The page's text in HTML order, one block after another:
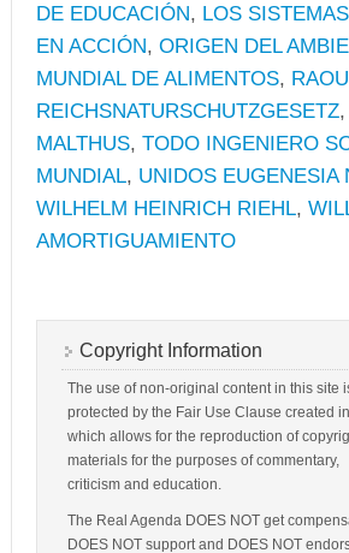
DE EDUCACIÓN, LOS
EN ACCIÓN, ORIGEN DEL
MUNDIAL DE ALIMENTOS,
REICHSNATURSCHUTZGESETZ,
MALTHUS, TODO INGENIERO
MUNDIAL, UNIDOS EUGENESIA
WILHELM HEINRICH RIEHL,
AMORTIGUAMIENTO
Copyright Information
The use of non-original content in this site
protected by the Fair Use Clause created
which allows for the reproduction of
materials for the purposes of commentary,
criticism and education.
The Real Agenda DOES NOT get
DOES NOT support and DOES NOT